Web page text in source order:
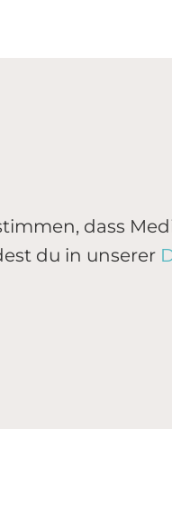
dass
du in unserer